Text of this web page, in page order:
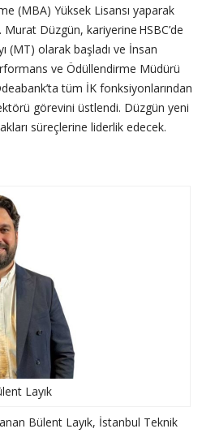
(MBA) Yüksek Lisansı yaparak
Düzgün, kariyerine HSBC’de
(MT) olarak başladı ve İnsan
ve Ödüllendirme Müdürü
tüm İK fonksiyonlarından
görevini üstlendi. Düzgün yeni
süreçlerine liderlik edecek.
Layık
Bülent Layık, İstanbul Teknik